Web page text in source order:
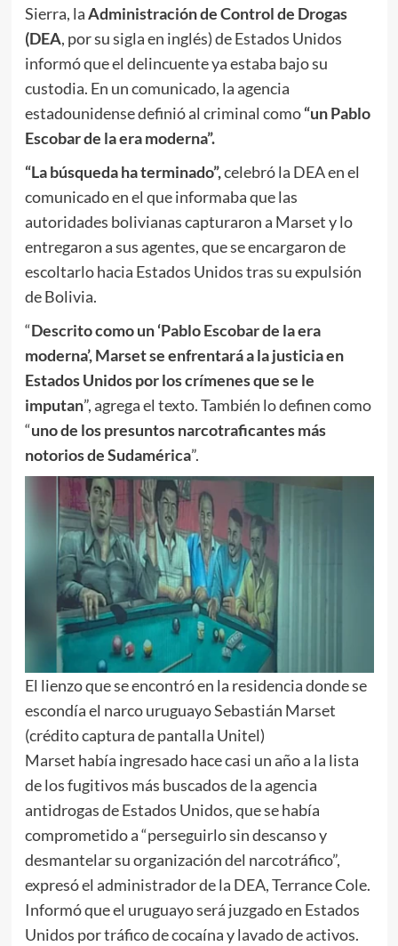
Sierra, laAdministración de Control de Drogas
(DEA, por su sigla en inglés) de Estados Unidos
informó que el delincuente ya estaba bajo su
custodia. En un comunicado, la agencia
estadounidense definió al criminal como“un Pablo
Escobar de la era moderna”.
“La búsqueda ha terminado”,celebró la DEA en el
comunicado en el que informaba que las
autoridades bolivianas capturaron a Marset y lo
entregaron a sus agentes, que se encargaron de
escoltarlo hacia Estados Unidos tras su expulsión
de Bolivia.
“Descrito como un ‘Pablo Escobar de la era
moderna’, Marset se enfrentará a la justicia en
Estados Unidos por los crímenes que se le
imputan”, agrega el texto. También lo definen como
“uno de los presuntos narcotraficantes más
notorios de Sudamérica”.
El lienzo que se encontró en la residencia donde se
escondía el narco uruguayo Sebastián Marset
(crédito captura de pantalla Unitel)
Marset había ingresado hace casi un año a la lista
de los fugitivos más buscados de la agencia
antidrogas de Estados Unidos, que se había
comprometido a “perseguirlo sin descanso y
desmantelar su organización del narcotráfico”,
expresó el administrador de la DEA, Terrance Cole.
Informó que el uruguayo será juzgado en Estados
Unidos por tráfico de cocaína y lavado de activos.